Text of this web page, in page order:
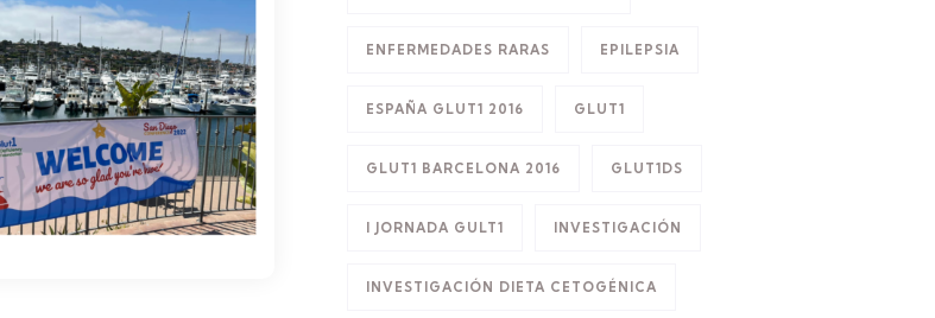
ENFERMEDADES RARAS EPILEPSIA
ESPAÑA GLUT1 2016 GLUT1
GLUT1 BARCELONA 2016 GLUT1DS
I JORNADA GULT1 INVESTIGACIÓN
INVESTIGACIÓN DIETA CETOGÉNICA